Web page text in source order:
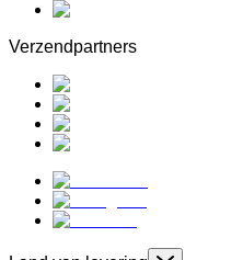
Verzendpartners